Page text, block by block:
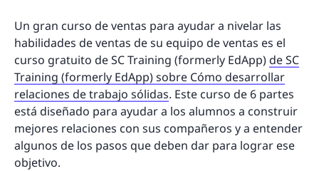
Un gran curso de ventas para ayudar a nivelar las
habilidades de ventas de su equipo de ventas es el
curso gratuito de SC Training (formerly EdApp)de SC
Training (formerly EdApp) sobre Cómo desarrollar
relaciones de trabajo sólidas. Este curso de 6 partes
está diseñado para ayudar a los alumnos a construir
mejores relaciones con sus compañeros y a entender
algunos de los pasos que deben dar para lograr ese
objetivo.